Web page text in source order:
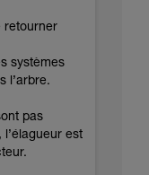
retourner
systèmes
l’arbre.
pas
est